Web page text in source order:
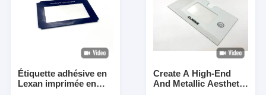
Étiquette adhésive en
Lexan imprimée en
Create A High-End
And Metallic Aesthetic